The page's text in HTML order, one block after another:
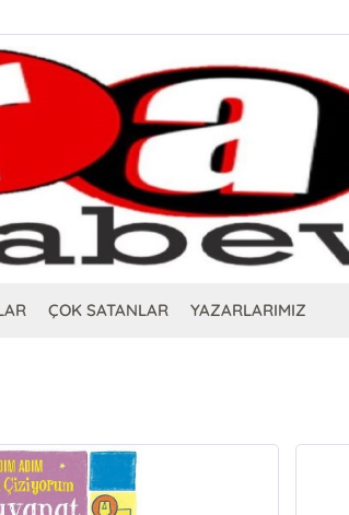
ÇOK SATANLAR YAZARLARIMIZ